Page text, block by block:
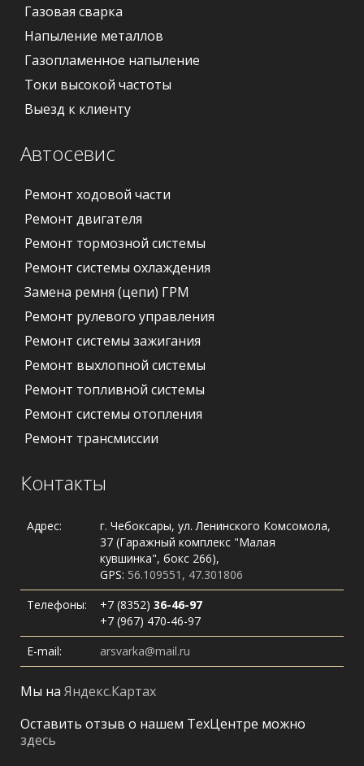
Газовая сварка
Напыление металлов
Газопламенное напыление
Токи высокой частоты
Выезд к клиенту
Автосевис
Ремонт ходовой части
Ремонт двигателя
Ремонт тормозной системы
Ремонт системы охлаждения
Замена ремня (цепи) ГРМ
Ремонт рулевого управления
Ремонт системы зажигания
Ремонт выхлопной системы
Ремонт топливной системы
Ремонт системы отопления
Ремонт трансмиссии
Контакты
Адрес:
г. Чебоксары, ул. Ленинского Комсомола,
37 (Гаражный комплекс "Малая
кувшинка", бокс 266),
GPS: 56.109551, 47.301806
Телефоны:
+7 (8352) 36-46-97
+7 (967) 470-46-97
E-mail:
arsvarka@mail.ru
Мы на Яндекс.Картах
Оставить отзыв о нашем ТехЦентре можно
здесь